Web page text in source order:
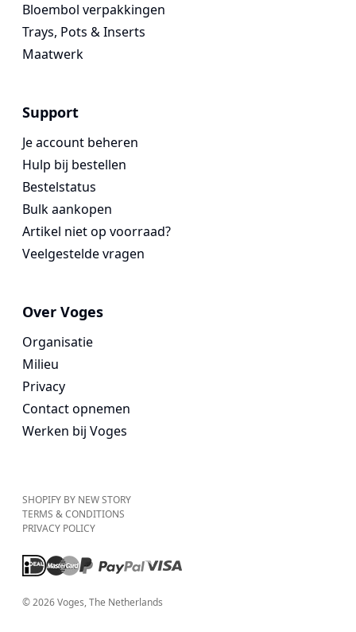
Bloembol verpakkingen
Trays, Pots & Inserts
Maatwerk
Support
Je account beheren
Hulp bij bestellen
Bestelstatus
Bulk aankopen
Artikel niet op voorraad?
Veelgestelde vragen
Over Voges
Organisatie
Milieu
Privacy
Contact opnemen
Werken bij Voges
SHOPIFY BY NEW STORY
TERMS & CONDITIONS
PRIVACY POLICY
©2026Voges, The Netherlands